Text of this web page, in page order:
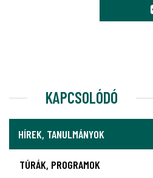
KAPCSOLÓDÓ
HÍREK, TANULMÁNYOK
TÚRÁK, PROGRAMOK